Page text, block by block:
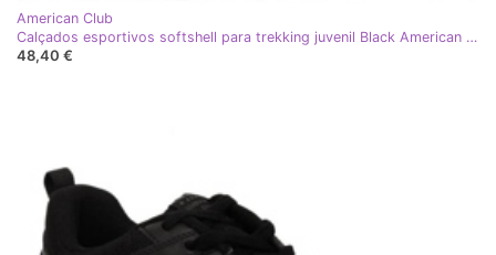
American Club
Calçados esportivos softshell para trekking juvenil Black American Club preto
48,40 €